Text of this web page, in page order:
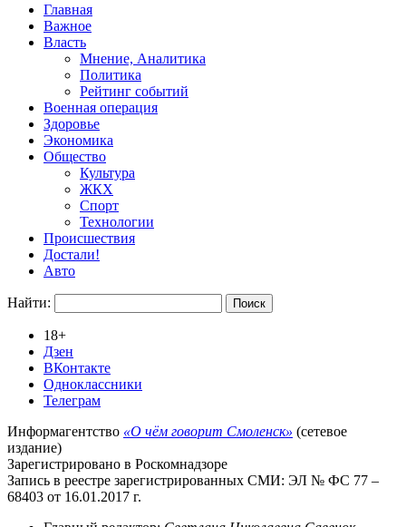
Главная
Важное
Власть
Мнение, Аналитика
Политика
Рейтинг событий
Военная операция
Здоровье
Экономика
Общество
Культура
ЖКХ
Спорт
Технологии
Происшествия
Достали!
Авто
Найти:
18+
Дзен
ВКонтакте
Одноклассники
Телеграм
Информагентство «О чём говорит Смоленск» (сетевое
издание)
Зарегистрировано в Роскомнадзоре
Запись в реестре зарегистрированных СМИ: ЭЛ № ФС 77 –
68403 от 16.01.2017 г.